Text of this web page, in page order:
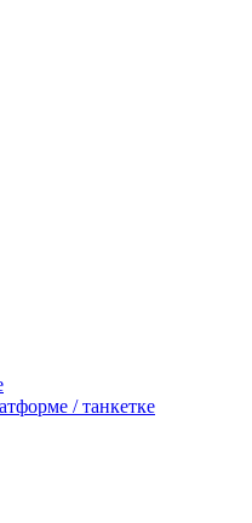
/ танкетке